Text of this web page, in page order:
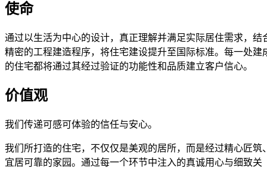
使命
通过以生活为中心的设计，真正理解并满足实际居住需求，结
精密的工程建造程序，将住宅建设提升至国际标准。每一处建
的住宅都将通过其经过验证的功能性和品质建立客户信心。
价值观
我们传递可感可体验的信任与安心。
我们所打造的住宅，不仅仅是美观的居所，而是经过精心匠筑
宜居可靠的家园。通过每一个环节中注入的真诚用心与细致关